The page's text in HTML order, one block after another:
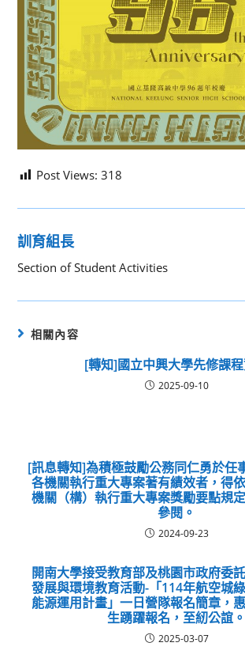
Post Views: 318
訓育組長
Section of Student Activities
相關內容
[轉知]國立中興大學先修課
2025-09-10
[訊息轉知]為積極鼓勵公務同仁勇於任
各機關執行重大專案著有績效者，得
機關（構）執行重大專案獎勵要點規
參閱。
2024-09-23
開南大學接受教育部及桃園市政府委
發展與環境教育活動-「114年航空城
能源運用計畫」一日營隊報名簡章，
生踴躍報名，至紉公誼。
2025-03-07